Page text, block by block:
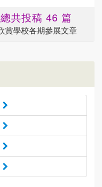
共投稿 46 篇
賞學校各期參展文章